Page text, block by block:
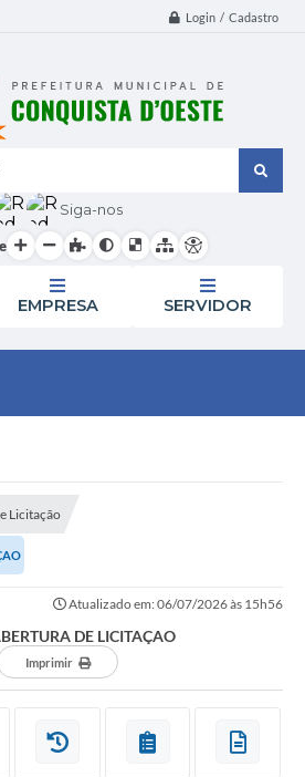
Login / Cadastro
Siga-nos
EMPRESA SERVIDOR
Licitação
Atualizado em: 06/07/2026 às 15h56
DE LICITAÇAO
Imprimir